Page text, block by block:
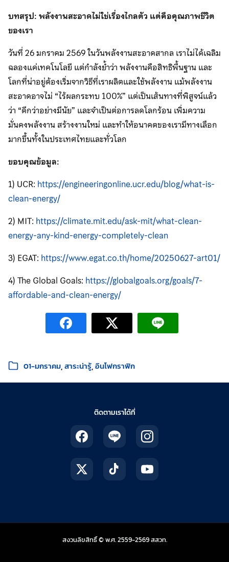
บทสรุป: พลังงานสะอาดไม่ใช่เรื่องไกลตัว แต่คือคุณภาพชีวิต
ของเรา
วันที่ 26 มกราคม 2569 ในวันพลังงานสะอาดสากล เราไม่ได้เฉลิม
ฉลองแค่เทคโนโลยี แต่กำลังย้ำว่า พลังงานคือสิทธิพื้นฐาน และ
โลกที่น่าอยู่ต้องเริ่มจากวิธีที่เราผลิตและใช้พลังงาน แม้พลังงาน
สะอาดอาจไม่ “ไร้ผลกระทบ 100%” แต่เป็นเส้นทางที่พิสูจน์แล้ว
ว่า “ดีกว่าอย่างมีนัย” และจำเป็นต่อการลดโลกร้อน เพิ่มความ
มั่นคงพลังงาน สร้างงานใหม่ และทำให้อนาคตของเรามีทางเลือก
มากขึ้นทั้งในประเทศไทยและทั่วโลก
ขอบคุณข้อมูล:
1) UCR: https://engineeringonline.ucr.edu/blog/what-is-
clean-energy/
2) MIT: https://climate.mit.edu/ask-mit/what-clean-
energy-any-kind-energy-completely-clean
3) EGAT: https://www.egat.co.th/home/20250627-art01/
4) The Global Goals: https://globalgoals.org/goals/7-
affordable-and-clean-energy/
หมวดหมู่:
01-มกราคม สาระน่ารู้ อินโฟกราฟิก
ติดตามเราได้ที่
สงวนลิขสิทธิ์ © พ.ศ. 2559-2569สสวท.สถาบันส่งเสริมการสอ